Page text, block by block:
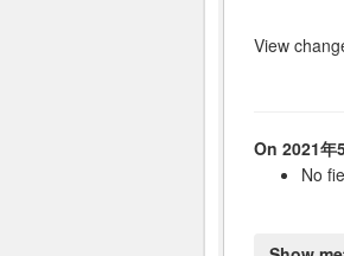
View
On 2021年
No